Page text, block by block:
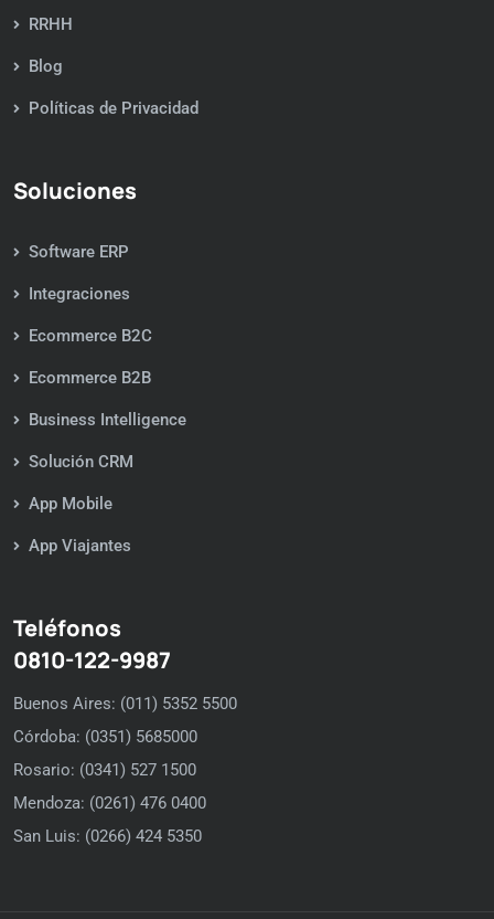
RRHH
Blog
Políticas de Privacidad
Soluciones
Software ERP
Integraciones
Ecommerce B2C
Ecommerce B2B
Business Intelligence
Solución CRM
App Mobile
App Viajantes
Teléfonos
0810-122-9987
Buenos Aires: (011) 5352 5500
Córdoba: (0351) 5685000
Rosario: (0341) 527 1500
Mendoza: (0261) 476 0400
San Luis: (0266) 424 5350